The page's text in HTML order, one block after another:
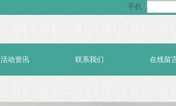
手机
活动资讯 联系我们 在线留